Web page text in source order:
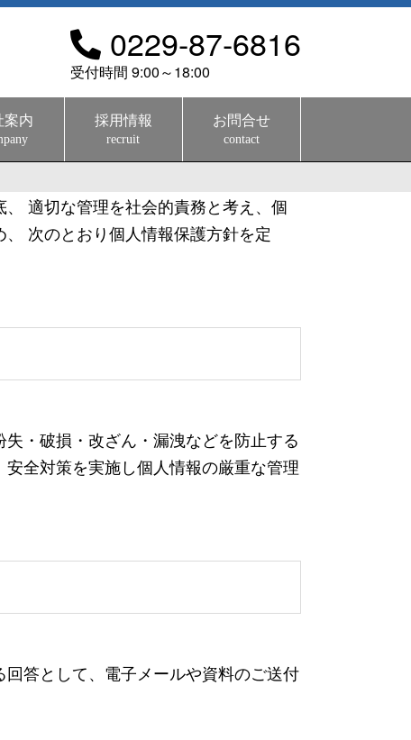
0229-87-6816
受付時間 9:00～18:00
案内 採用情報
recruit
お問合せ
contact
適切な管理を社会的責務と考え、個
次のとおり個人情報保護方針を定
・破損・改ざん・漏洩などを防止する
全対策を実施し個人情報の厳重な管理
答として、電子メールや資料のご送付